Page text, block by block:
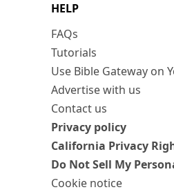
HELP
FAQs
Tutorials
Use Bible Gateway on
Advertise with us
Contact us
Privacy policy
California Privacy
Do Not Sell My
Cookie notice